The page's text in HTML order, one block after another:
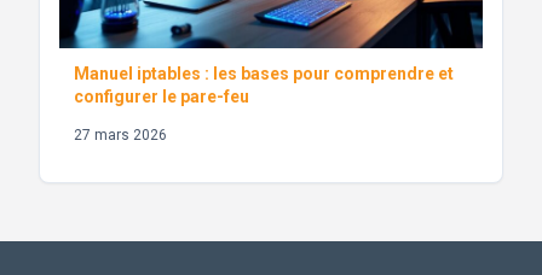
Manuel iptables : les bases pour comprendre et
configurer le pare-feu
27 mars 2026